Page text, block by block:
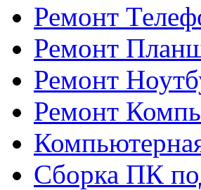
Ремонт
Ремонт
Ремонт
Ремонт
Сборка ПК